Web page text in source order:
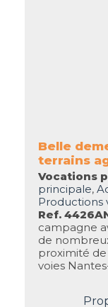
Belle
terrains
Vocations
principale,
Productions
Ref.
campagne
de
proximité de
voies